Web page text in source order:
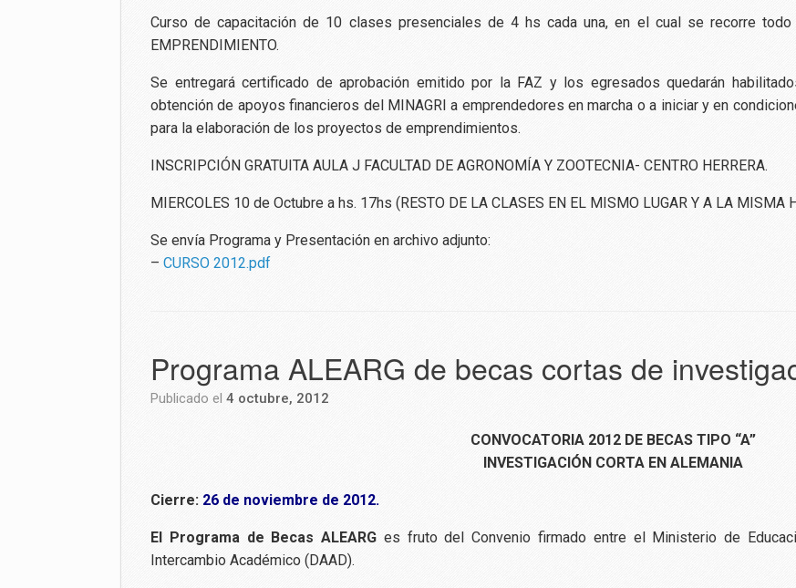
Curso de capacitación de 10 clases presenciales de 4 hs cada una, en el cual se recorre
EMPRENDIMIENTO.
Se entregará certificado de aprobación emitido por la FAZ y los egresados quedarán
obtención de apoyos financieros del MINAGRI a emprendedores en marcha o a iniciar y en
para la elaboración de los proyectos de emprendimientos.
INSCRIPCIÓN GRATUITA AULA J FACULTAD DE AGRONOMÍA Y ZOOTECNIA- CENTRO HERRERA.
MIERCOLES 10 de Octubre a hs. 17hs (RESTO DE LA CLASES EN EL MISMO LUGAR Y A LA MISMA
Se envía Programa y Presentación en archivo adjunto:
– CURSO 2012.pdf
Programa ALEARG de becas cortas de
Publicado el 4 octubre, 2012
CONVOCATORIA 2012 DE BECAS TIPO “A”
INVESTIGACIÓN CORTA EN ALEMANIA
Cierre: 26 de noviembre de 2012.
El Programa de Becas ALEARG es fruto del Convenio firmado entre el Ministerio de
Intercambio Académico (DAAD).